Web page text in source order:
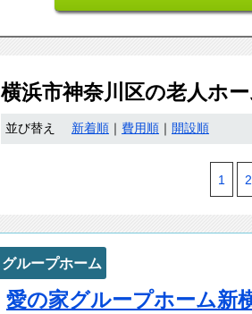
横浜市神奈川区の老人ホ
並び替え 新着順 費用順 開設順
1 2
グループホーム
愛の家グループホーム新